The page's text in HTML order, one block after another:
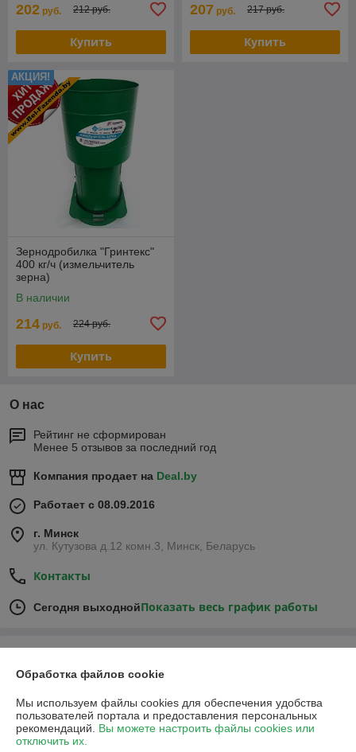
202 руб. 212 руб.
Купить
207 руб. 217 руб.
Купить
АКЦИЯ!
Зернодробилка "Гринтекс"
400 кг/ч (измельчитель
зерна)
В наличии
214 руб. 224 руб.
Купить
О нас
Рейтинг не сформирован
Менее 5 отзывов за последний год
Компания продает на Deal.by
Работает с 08.09.2016
г. Минск
ул. Кутузова д.12 комн.3, Минск, Беларусь
Контакты
Сегодня выходнойПоказать весь график работы
17.12.2025
Покупатель
Обработка файлов cookie
Мы используем файлы cookies для обеспечения удобства
пользователей портала и предоставления персональных
рекомендаций. Вы можете настроить файлы cookies или
отключить их.